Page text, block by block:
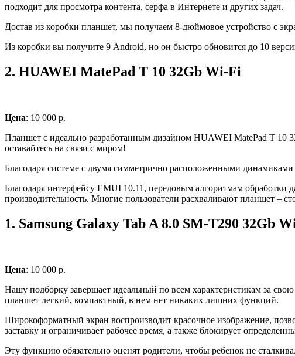
подходит для просмотра контента, серфа в Интернете и других задач.
Достав из коробки планшет, мы получаем 8-дюймовое устройство с
Из коробки вы получите 9 Android, но он быстро обновится до 10
2. HUAWEI MatePad T 10 32Gb Wi-Fi
Цена: 10 000 р.
Планшет с идеально разработанным дизайном HUAWEI MatePad T 10
оставайтесь на связи с миром!
Благодаря системе с двумя симметрично расположенными
Благодаря интерфейсу EMUI 10.11, передовым алгоритмам
производительность. Многие пользователи расхваливают планшет –
1. Samsung Galaxy Tab A 8.0 SM-T290 32Gb
Цена: 10 000 р.
Нашу подборку завершает идеальный по всем характеристикам за
планшет легкий, компактный, в нем нет никаких лишних функций.
Широкоформатный экран воспроизводит красочное изображение,
заставку и ограничивает рабочее время, а также блокирует
Эту функцию обязательно оценят родители, чтобы ребенок не